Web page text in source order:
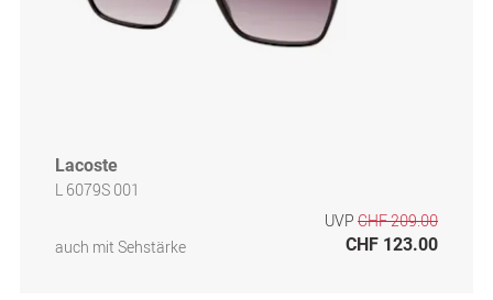
Lacoste
L 6079S 001
auch mit Sehstärke
UVP CHF 209.00
CHF 123.00